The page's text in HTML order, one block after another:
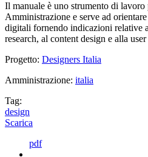
Il manuale è uno strumento di lavoro
Amministrazione e serve ad
digitali fornendo indicazioni relative
research, al content design e alla
Progetto: Designers Italia
Amministrazione: italia
Tag:
design
Scarica
pdf